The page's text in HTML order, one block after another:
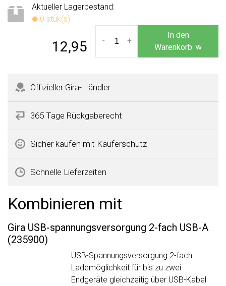
Aktueller Lagerbestand:
0 stuk(s)
12,95 +
-
In den
Warenkorb
Offizieller Gira-Händler
365 Tage Rückgaberecht
Sicher kaufen mit Käuferschutz
Schnelle Lieferzeiten
Kombinieren mit
Gira USB-spannungsversorgung 2-fach USB-A
(235900)
USB-Spannungsversorgung 2-fach.
Lademöglichkeit für bis zu zwei
Endgeräte gleichzeitig über USB-Kabel